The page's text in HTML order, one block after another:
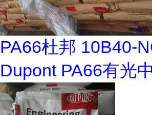
PA66杜邦 10B40-
Dupont PA66有光